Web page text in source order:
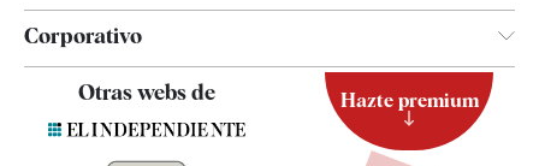
Corporativo
Contacto
Otras webs de Hazte premium